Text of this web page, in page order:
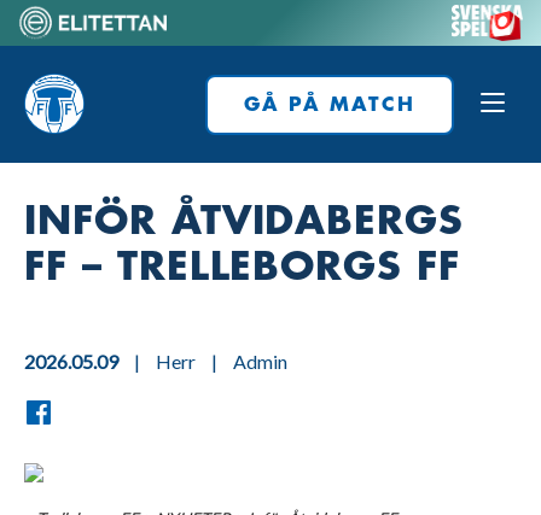
content
Home
GÅ PÅ MATCH
INFÖR ÅTVIDABERGS
FF – TRELLEBORGS FF
2026.05.09 | Herr | Admin